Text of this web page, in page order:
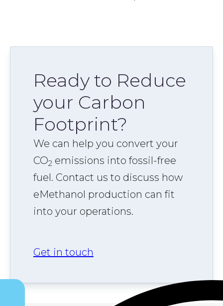
Ready to Reduce
your Carbon
Footprint?
We can help you convert your
CO2 emissions into fossil-free
fuel. Contact us to discuss how
eMethanol production can fit
into your operations.
Get in touch